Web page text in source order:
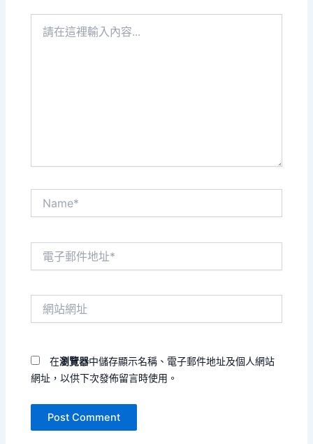
在瀏覽器中儲存顯示名稱、電子郵件地址及個人網站
網址，以供下次發佈留言時使用。